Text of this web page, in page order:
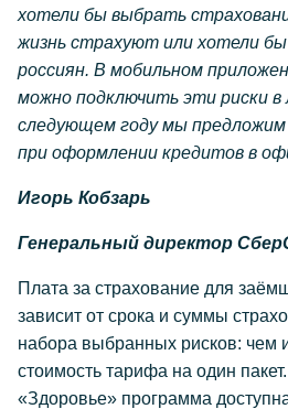
хотели бы выбрать
жизнь страхуют или хотели
россиян. В мобильном
можно подключить эти риски
следующем году мы
при оформлении кредитов в
Игорь Кобзарь
Генеральный директор
Плата за страхование для
зависит от срока и суммы
набора выбранных рисков: чем
стоимость тарифа на один
«Здоровье» программа